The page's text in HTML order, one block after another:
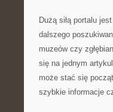
Dużą siłą portalu
dalszego
muzeów czy
się na jednym
może stać się
szybkie informacje